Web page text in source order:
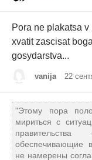
Pora ne plakatsa
xvatit zascisat
gosydarstva...
vanija 22
"Этому пора
мириться с
обеспечивающие
не намерены